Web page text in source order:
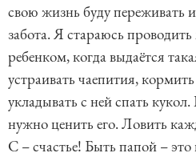
свою жизнь буду переживать
забота. Я стараюсь
ребенком, когда выдаётся
устраивать чаепития,
укладывать с ней спать
нужно ценить его. Ловить
С – счастье! Быть папой –